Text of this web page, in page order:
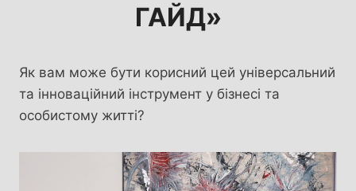
ГАЙД»
Як вам може бути корисний цей універсальний
та інноваційний інструмент у бізнесі та
особистому житті?